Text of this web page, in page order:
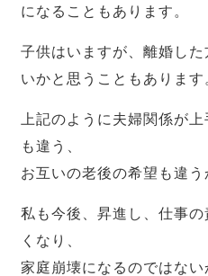
になることもあります。
子供はいますが、離婚し
いかと思うこともあります
上記のように夫婦関係が
も違う、
お互いの老後の希望も違う
私も今後、昇進し、仕事
くなり、
家庭崩壊になるのではない